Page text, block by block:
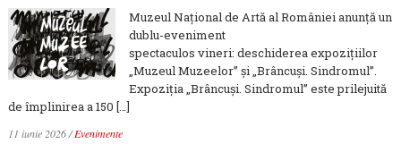
Muzeul Național de Artă al României anunță un
dublu-eveniment
spectaculos vineri: deschiderea expozițiilor
„Muzeul Muzeelor” și „Brâncuși. Sindromul”.
Expoziția „Brâncuși. Sindromul” este prilejuită
de împlinirea a 150 […]
11 iunie 2026/Evenimente